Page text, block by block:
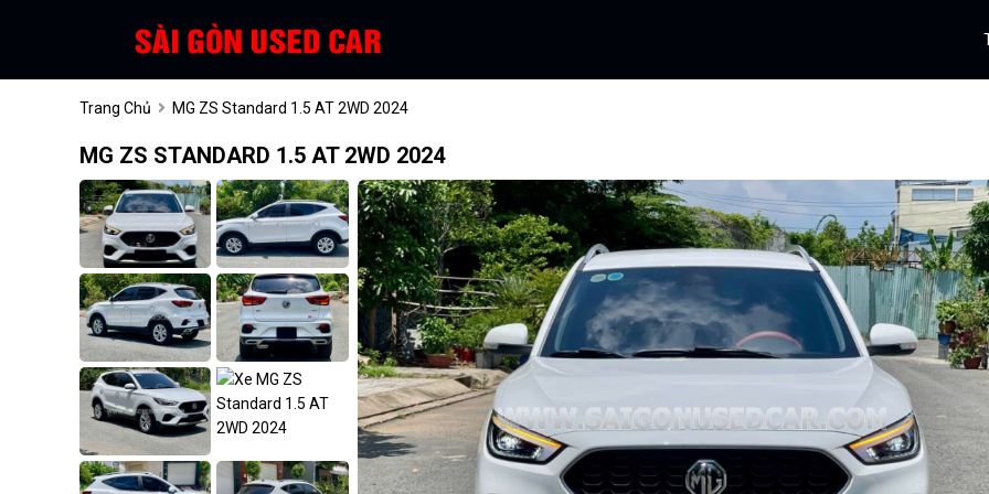
Trang Chủ MG ZS Standard 1.5 AT 2WD 2024
MG ZS STANDARD 1.5 AT 2WD 2024